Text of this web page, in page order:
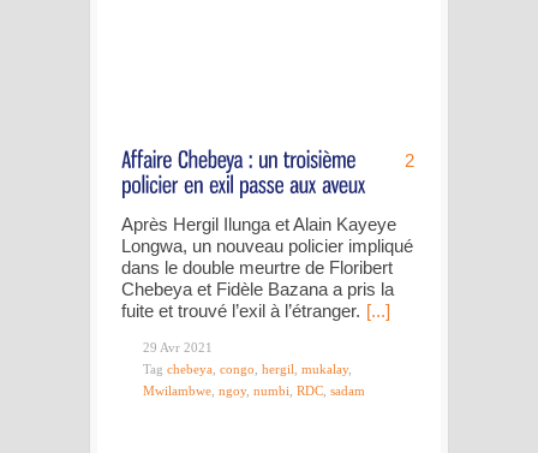
2
Après Hergil Ilunga et Alain Kayeye
Longwa, un nouveau policier impliqué
dans le double meurtre de Floribert
Chebeya et Fidèle Bazana a pris la
fuite et trouvé l’exil à l’étranger. [...]
29 Avr 2021
Tag chebeya congo hergil mukalay,
Mwilambwe ngoy, numbi RDC sadam